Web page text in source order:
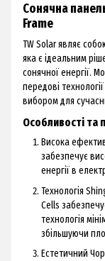
Сонячна
Frame
TW Solar являє
яка є ідеальним
сонячної енергії.
передові
вибором для
Особливості та
Висока
забезпечує
енергії в
Технологія
Cells
технологія
збільшуючи
Естетичний